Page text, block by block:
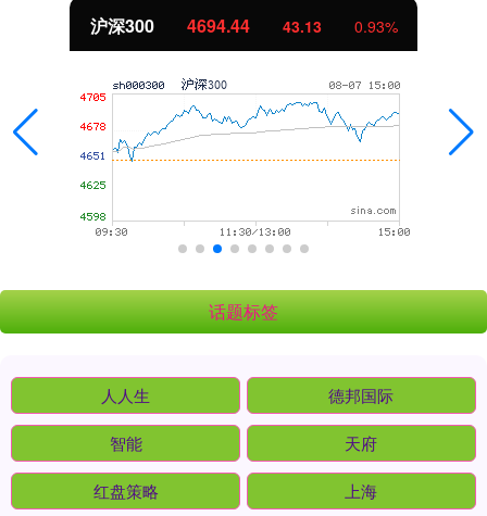
沪深300 4694.44 43.13 0.93%
话题标签
人人生 德邦国际
智能 天府
红盘策略 上海